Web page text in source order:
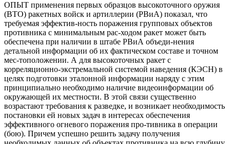
ОПЫТ применения первых образцов высокоточного оружия
(ВТО) ракетных войск и артиллерии (РВиА) показал, что
требуемая эффектив-ность поражения групповых объектов
противника с минимальным рас-ходом ракет может быть
обеспечена при наличии в штабе РВиА объеди-нения
детальной информации об их фактическом составе и точном
мес-тоположении. А для высокоточных ракет с
корреляционно-экстремальной системой наведения (КЭСН) в
целях подготовки эталонной информации наряду с этим
принципиально необходимо наличие видеоинформации об
окружающей их местности. В этой связи существенно
возрастают требования к разведке, и возникает необходимость
постановки ей новых задач в интересах обеспечения
эффективного огневого поражения про-тивника в операции
(бою). Причем успешно решить задачу получения